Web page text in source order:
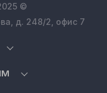
©
д. 248/2, офис 7